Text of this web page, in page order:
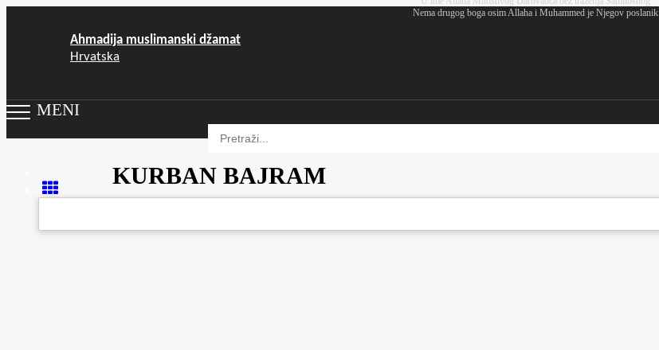
Nema drugog boga osim Allaha i Muhammed je Njegov poslanik
Ahmadija muslimanski džamat
Hrvatska
MENI
KURBAN BAJRAM